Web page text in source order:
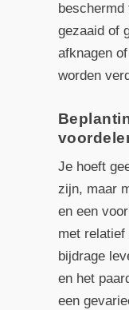
beschermd
gezaaid of
afknagen
worden
Je hoeft
zijn, maar
en een
met relatief
bijdrage
en het
een